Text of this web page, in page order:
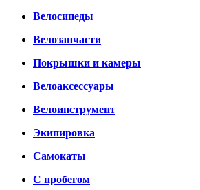
Велосипеды
Велозапчасти
Покрышки и камеры
Велоаксессуары
Велоинструмент
Экипировка
Самокаты
С пробегом